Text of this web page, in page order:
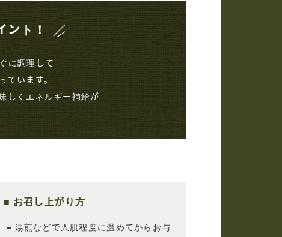
ント！
に調理して
ています。
しくエネルギー補給が
お召し上がり方
湯煎などで人肌程度に温めてからお与